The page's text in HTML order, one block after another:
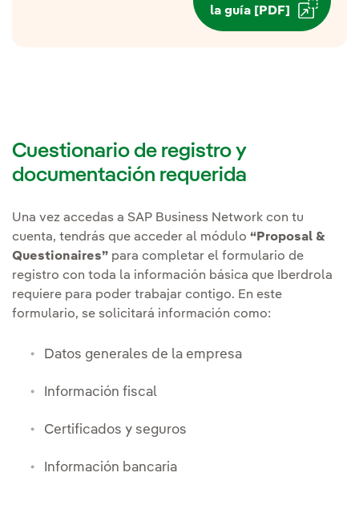
la guía [PDF]
Cuestionario de registro y
documentación requerida
Una vez accedas a SAP Business Network con tu
cuenta, tendrás que acceder al módulo “Proposal &
Questionaires” para completar el formulario de
registro con toda la información básica que Iberdrola
requiere para poder trabajar contigo. En este
formulario, se solicitará información como:
Datos generales de la empresa
Información fiscal
Certificados y seguros
Información bancaria